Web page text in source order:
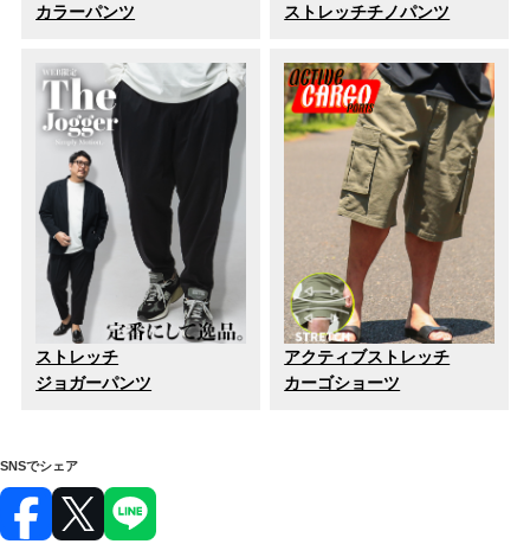
カラーパンツ
ストレッチチノパンツ
ストレッチ
ジョガーパンツ
アクティブストレッチ
カーゴショーツ
SNSでシェア